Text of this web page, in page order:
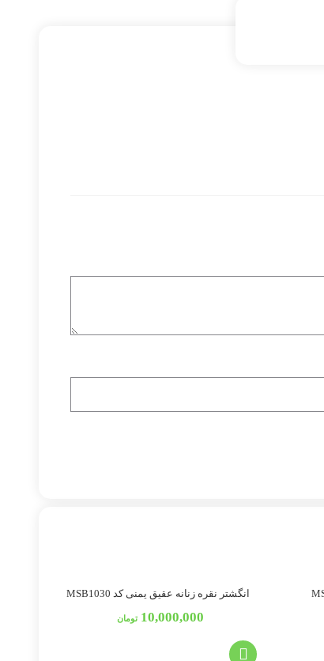
انگشتر نقره زنانه عقیق یمنی کد MSB1030
10,000,000 تومان